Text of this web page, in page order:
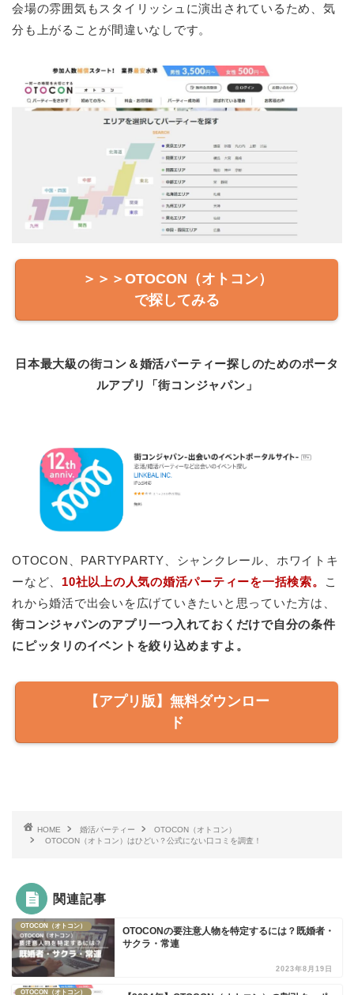
会場の雰囲気もスタイリッシュに演出されているため、気
分も上がることが間違いなしです。
＞＞＞OTOCON（オトコン）
で探してみる
日本最大級の街コン＆婚活パーティー探しのためのポータ
ルアプリ「街コンジャパン」
OTOCON、PARTYPARTY、シャンクレール、ホワイトキ
ーなど、 10社以上の人気の婚活パーティーを一括検索。
こ
れから婚活で出会いを広げていきたいと思っていた方は、
街コンジャパンのアプリ一つ入れておくだけで自分の条件
にピッタリのイベントを絞り込めますよ。
【アプリ版】無料ダウンロー
ド
HOME 婚活パーティー
OTOCON（オトコン）
OTOCON（オトコン）はひどい？公式にない口コミを調査！
関連記事
OTOCON（オトコン）
OTOCONの要注意人物を特定するには？既婚者・
サクラ・常連
2023年8月19日
OTOCON（オトコン）